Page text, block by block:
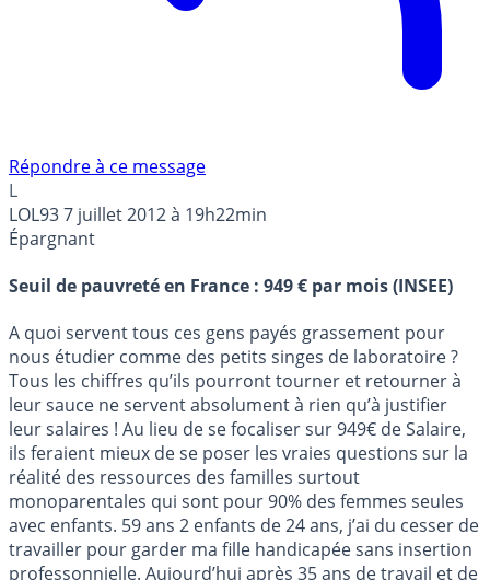
Répondre à ce message
L
LOL937 juillet 2012 à 19h22min
Épargnant
Seuil de pauvreté en France : 949 € par mois (INSEE)
A quoi servent tous ces gens payés grassement pour
nous étudier comme des petits singes de laboratoire ?
Tous les chiffres qu’ils pourront tourner et retourner à
leur sauce ne servent absolument à rien qu’à justifier
leur salaires ! Au lieu de se focaliser sur 949€ de Salaire,
ils feraient mieux de se poser les vraies questions sur la
réalité des ressources des familles surtout
monoparentales qui sont pour 90% des femmes seules
avec enfants. 59 ans 2 enfants de 24 ans, j’ai du cesser de
travailler pour garder ma fille handicapée sans insertion
professonnielle. Aujourd’hui après 35 ans de travail et de